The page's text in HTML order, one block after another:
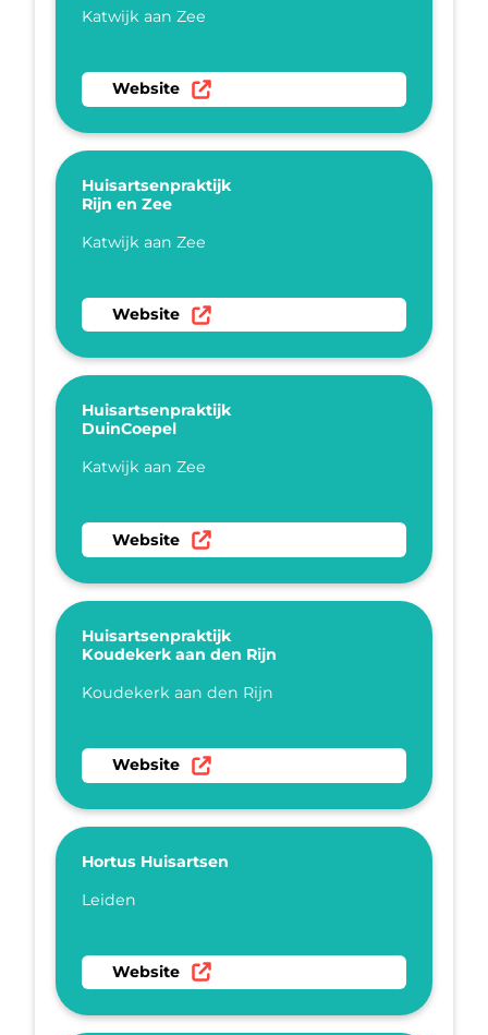
Plaatsnaam
Katwijk aan Zee
Ga naar website Huisartspraktijk Ten Kate
Website
Huisartsenpraktijk
Rijn en Zee
Plaatsnaam
Katwijk aan Zee
Ga naar website Huisartsenpraktijk Rijn en
Website
Huisartsenpraktijk
DuinCoepel
Plaatsnaam
Katwijk aan Zee
Ga naar website Huisartsenpraktijk
Website
Huisartsenpraktijk
Koudekerk aan den Rijn
Plaatsnaam
Koudekerk aan den Rijn
Ga naar website Huisartsenpraktijk
Website
Hortus Huisartsen
Plaatsnaam
Leiden
Ga naar website Hortus Huisartsen
Website